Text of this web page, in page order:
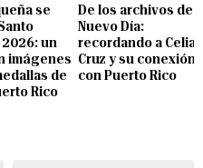
se
un
imágenes
de
Rico
De los archivos de
Nuevo Día:
recordando a Celia
Cruz y su conexión
con Puerto Rico